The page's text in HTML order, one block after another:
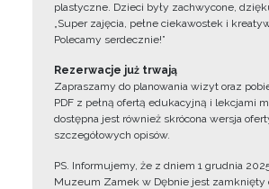
plastyczne. Dzieci były zachwycone,
„Super zajęcia, pełne ciekawostek i
Polecamy serdecznie!”
Rezerwacje już trwają
Zapraszamy do planowania wizyt oraz
PDF z pełną ofertą edukacyjną i lekcjami
dostępna jest również skrócona wersja
szczegółowych opisów.
PS. Informujemy, że z dniem 1 grudnia
Muzeum Zamek w Dębnie jest zamknięty